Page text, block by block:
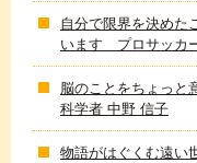
自分で限界を決めた
います プロサッカ
脳のことをちょっ
科学者 中野 信子
物語がはぐくむ遠